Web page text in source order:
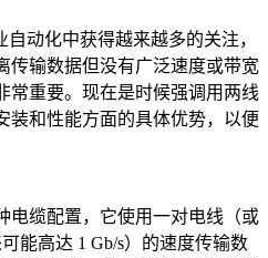
自动化中获得越来越多的关注，
传输数据但没有广泛速度或带宽
常重要。现在是时候强调用两线
装和性能方面的具体优势，以便
电缆配置，它使用一对电线（或
能高达 1 Gb/s）的速度传输数